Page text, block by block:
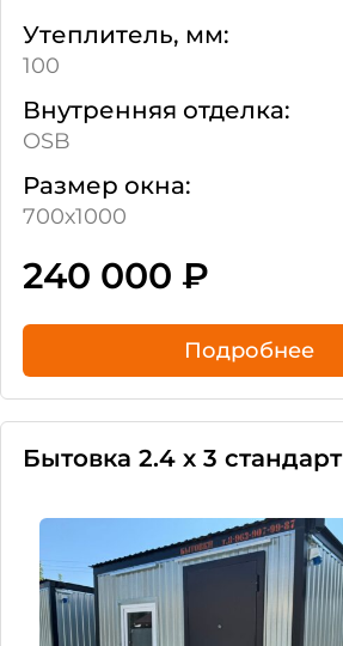
Утеплитель, мм:
100
Внутренняя отделка:
OSB
Размер окна:
700х1000
240 000 ₽
Подробнее
Бытовка 2.4 х 3 стандарт